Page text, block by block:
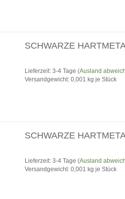
SCHWARZE
Lieferzeit: 3-4 Tage (Ausland
Versandgewicht: 0,001 kg je Stück
SCHWARZE
Lieferzeit: 3-4 Tage (Ausland
Versandgewicht: 0,001 kg je Stück